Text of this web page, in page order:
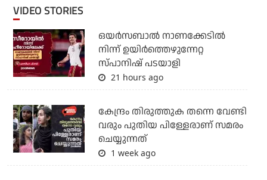
VIDEO STORIES
ഒയര്‍സബാൽ നാണക്കേടിൽ
നിന്ന് ഉയിർത്തെഴുന്നേറ്റ
സ്പാനിഷ് പടയാളി
21 hours ago
കേന്ദ്രം തിരുത്തുക തന്നെ വേണ്ടി
വരും പുതിയ പിള്ളേരാണ് സമരം
ചെയ്യുന്നത്
1 week ago